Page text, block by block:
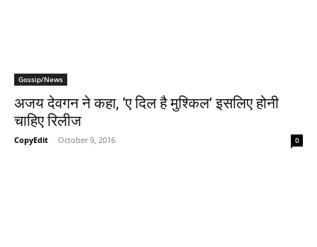
Gossip/News
अजय देवगन ने कहा, ‘ए दिल है मुश्‍किल’ इसलिए होनी
चाहिए रिलीज
CopyEdit - October 9, 2016 0